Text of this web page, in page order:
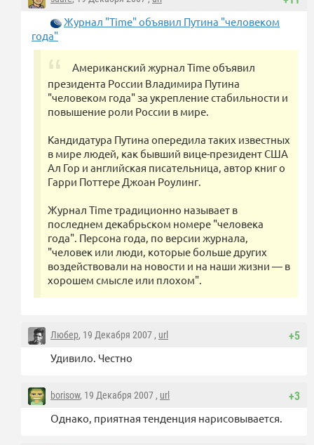
Журнал "Time" объявил Путина "человеком
года"
Американский журнал Time объявил
президента России Владимира Путина
"человеком года" за укрепление стабильности и
повышение роли России в мире.
Кандидатура Путина опередила таких известных
в мире людей, как бывший вице-президент США
Ал Гор и английская писательница, автор книг о
Гарри Поттере Джоан Роулинг.
Журнал Time традиционно называет в
последнем декабрьском номере "человека
года". Персона года, по версии журнала,
"человек или люди, которые больше других
воздействовали на новости и на наши жизни — в
хорошем смысле или плохом".
+5
Любер, 19 Декабря 2007 , url
Удивило. Честно
+3
borisow, 19 Декабря 2007 , url
Однако, приятная тенденция нарисовывается.